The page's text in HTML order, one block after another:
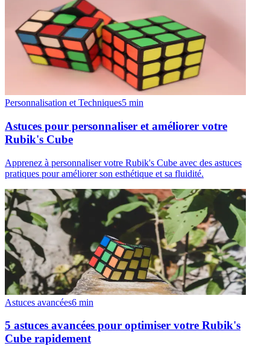
Personnalisation et Techniques5 min
Astuces pour personnaliser et améliorer votre
Rubik's Cube
Apprenez à personnaliser votre Rubik's Cube avec des astuces
pratiques pour améliorer son esthétique et sa fluidité.
Astuces avancées6 min
5 astuces avancées pour optimiser votre Rubik's
Cube rapidement